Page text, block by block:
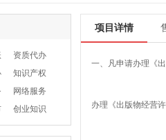
资质代办
知识产权
网络服务
创业知识
项目详情
一、凡申请办理《
办理《出版物经营许